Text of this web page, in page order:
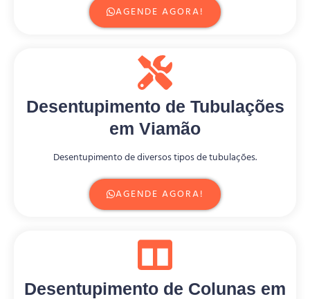
AGENDE AGORA!
Desentupimento de Tubulações
em Viamão
Desentupimento de diversos tipos de tubulações.
AGENDE AGORA!
Desentupimento de Colunas em